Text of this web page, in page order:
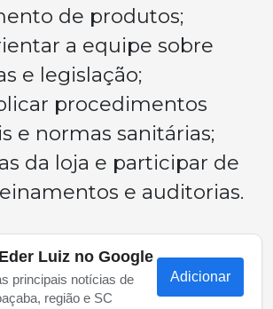
de produtos;
a equipe sobre
e legislação;
procedimentos
e normas sanitárias;
da loja e participar de
e auditorias.
Luiz no Google
principais notícias de
região e SC
Adicionar